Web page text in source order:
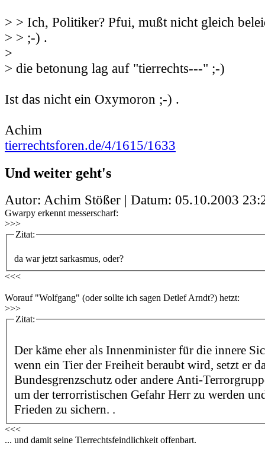
> > Ich, Politiker? Pfui, mußt nicht gleich
> > ;-) .
>
> die betonung lag auf "tierrechts---" ;-)
Ist das nicht ein Oxymoron ;-) .
Achim
tierrechtsforen.de/4/1615/1633
Und weiter geht's
Autor: Achim Stößer | Datum: 05.10.2003
Gwarpy erkennt messerscharf:
>>>
Zitat:
da war jetzt sarkasmus, oder?
<<<
Worauf "Wolfgang" (oder sollte ich sagen Detlef Arndt?) hetzt:
>>>
Zitat:
Der käme eher als Innenminister für die innere
wenn ein Tier der Freiheit beraubt wird, setzt er
Bundesgrenzschutz oder andere Anti-
um der terrorristischen Gefahr Herr zu werden
Frieden zu sichern. .
<<<
... und damit seine Tierrechtsfeindlichkeit offenbart.